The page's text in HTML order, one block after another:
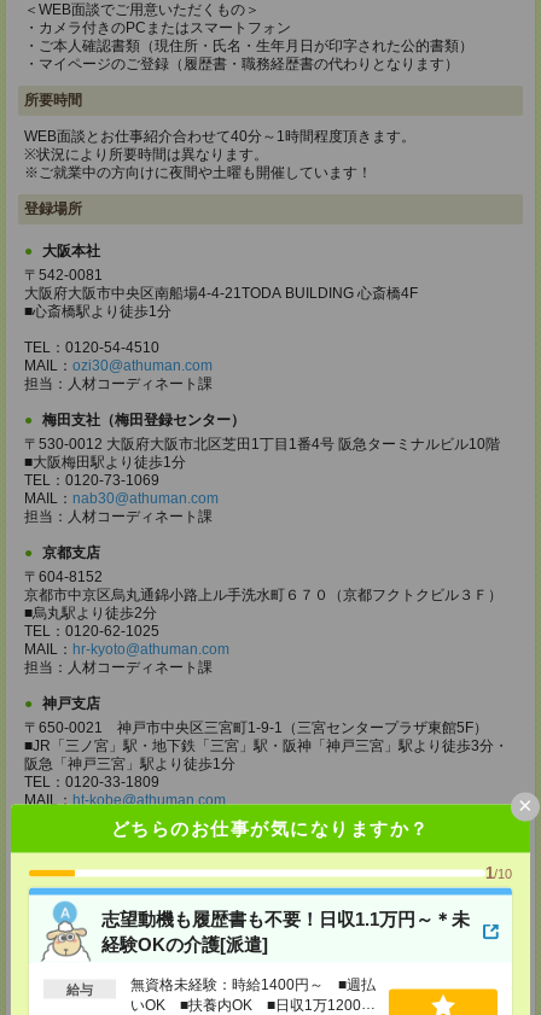
どちらのお仕事が気になりますか？
1/10
志望動機も履歴書も不要！日収1.1万円～＊未
経験OKの介護[派遣]
給与
無資格未経験：時給1400円～ ■週払
いOK ■扶養内OK ■日収1万1200円
×
＜WEB面談でご用意いただくもの＞
・カメラ付きのPCまたはスマートフォン
・ご本人確認書類（現住所・氏名・生年月日が印字された公的書類）
・マイページのご登録（履歴書・職務経歴書の代わりとなります）
所要時間
WEB面談とお仕事紹介合わせて40分～1時間程度頂きます。
※状況により所要時間は異なります。
※ご就業中の方向けに夜間や土曜も開催しています！
登録場所
大阪本社
〒542-0081
大阪府大阪市中央区南船場4-4-21TODA BUILDING 心斎橋4F
■心斎橋駅より徒歩1分
TEL：0120-54-4510
MAIL： ozi30@athuman.com
担当：人材コーディネート課
梅田支社（梅田登録センター）
〒530-0012 大阪府大阪市北区芝田1丁目1番4号 阪急ターミナルビル10階
■大阪梅田駅より徒歩1分
TEL：0120-73-1069
MAIL： nab30@athuman.com
担当：人材コーディネート課
京都支店
〒604-8152
京都市中京区烏丸通錦小路上ル手洗水町６７０（京都フクトクビル３Ｆ）
■烏丸駅より徒歩2分
TEL：0120-62-1025
MAIL： hr-kyoto@athuman.com
担当：人材コーディネート課
神戸支店
〒650-0021 神戸市中央区三宮町1-9-1（三宮センタープラザ東館5F）
■JR「三ノ宮」駅・地下鉄「三宮」駅・阪神「神戸三宮」駅より徒歩3分・
阪急「神戸三宮」駅より徒歩1分
TEL：0120-33-1809
MAIL：ht-kobe@athuman.com
担当：人材コーディネート課
メディカル営業部
〒542-0081 大阪府大阪市中央区南船場4-4-21 TODA BUILDING 心斎橋
4F
■心斎橋駅より徒歩1分
TEL：0120-54-4510
担当：人材コーディネート課